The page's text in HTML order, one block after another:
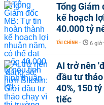
Tổng Giám
kế hoạch
40.000 tỷ
TÀI CHÍNH - 6 giờ
AI trở nên
đầu tư
40%, 150
tiếc